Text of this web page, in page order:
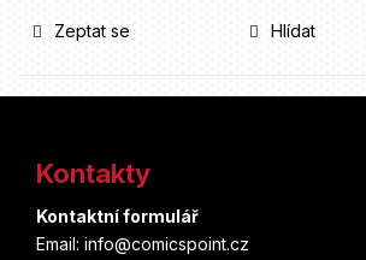
Zeptat se Hlídat
Kontakty
Kontaktní formulář
Email: info@comicspoint.cz